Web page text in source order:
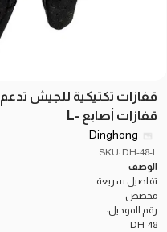
قفازات تكتيكية للجيش
قفازات أصابع -L
Dinghong
SKU: DH-48-L
الوصف
تفاصيل سريعة
مخصص
رقم الموديل:
DH-48